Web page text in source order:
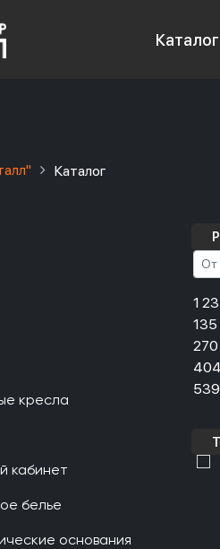
Каталог
Каталог
кресла
кабинет
белье
основания
1
270